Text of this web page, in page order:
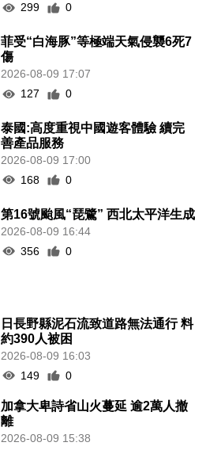
299
0
菲受“白海豚”等極端天氣侵襲6死7
傷
2026-08-09 17:07
127
0
泰國:高度重視中國遊客體驗 續完
善產品服務
2026-08-09 17:00
168
0
第16號颱風“琵鷺” 西北太平洋生成
2026-08-09 16:44
356
0
日長野縣泥石流致道路無法通行 料
約390人被困
2026-08-09 16:03
149
0
加拿大卑詩省山火蔓延 逾2萬人撤
離
2026-08-09 15:38